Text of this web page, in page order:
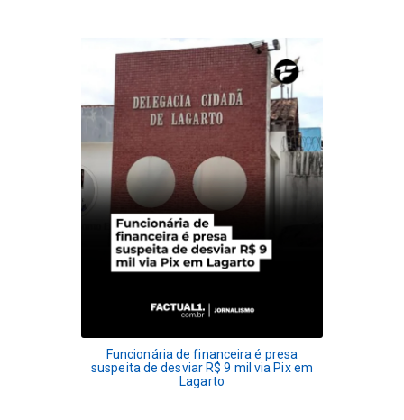
Funcionária de financeira é presa
suspeita de desviar R$ 9 mil via Pix em
Lagarto